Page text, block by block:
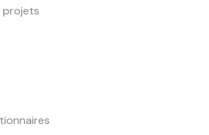
projets